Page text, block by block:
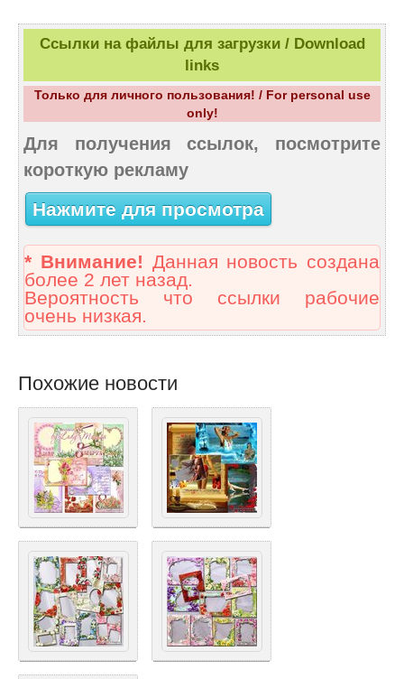
Ссылки на файлы для загрузки / Download
links
Только для личного пользования! / For personal use
only!
Для получения ссылок, посмотрите
короткую рекламу
Нажмите для просмотра
* Внимание! Данная новость создана
более 2 лет назад.
Вероятность что ссылки рабочие
очень низкая.
Похожие новости